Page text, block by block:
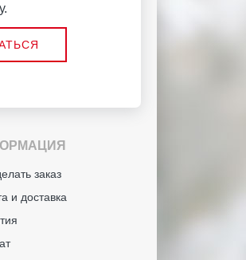
заказ
и доставка